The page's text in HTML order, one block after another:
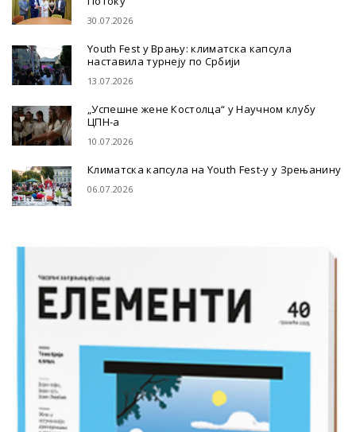
30.07.2026
Youth Fest у Врању: климатска капсула
наставила турнеју по Србији
13.07.2026
„Успешне жене Костолца“ у Научном клубу
ЦПН-а
10.07.2026
Климатска капсула на Youth Fest-у у Зрењанину
06.07.2026